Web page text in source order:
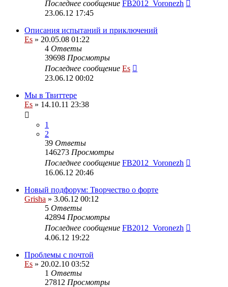
Последнее сообщение FB2012_Voronezh
23.06.12 17:45
Описания испытаний и приключений
Es » 20.05.08 01:22
4 Ответы
39698 Просмотры
Последнее сообщение Es
23.06.12 00:02
Мы в Твиттере
Es » 14.10.11 23:38
1
2
39 Ответы
146273 Просмотры
Последнее сообщение FB2012_Voronezh
16.06.12 20:46
Новый подфорум: Творчество о форте
Grisha » 3.06.12 00:12
5 Ответы
42894 Просмотры
Последнее сообщение FB2012_Voronezh
4.06.12 19:22
Проблемы с почтой
Es » 20.02.10 03:52
1 Ответы
27812 Просмотры